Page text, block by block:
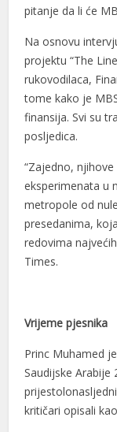
pitanje da li će
Na osnovu
projektu “The
rukovodilaca,
tome kako je
finansija. Svi su
posljedica.
“Zajedno,
eksperimenata u
metropole od
presedanima,
redovima
Times.
Vrijeme pjesnika
Princ Muhamed
Saudijske Arabije
kritičari opisali